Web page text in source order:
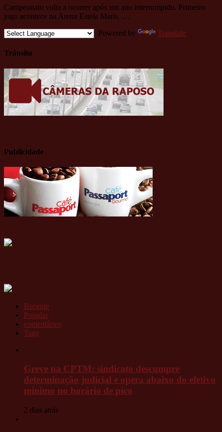
Campeonato volta a ocorrer após um ano interrompido. Primeiro
jogo acontece na Arena Estela Maris. …
Powered by
Translate
Trânsito
Publicidade
Recente
Popular
comentários
Tags
Greve na CPTM: sindicato descumpre
determinação judicial e opera abaixo do efetivo
mínimo no horário de pico
2 dias atrás